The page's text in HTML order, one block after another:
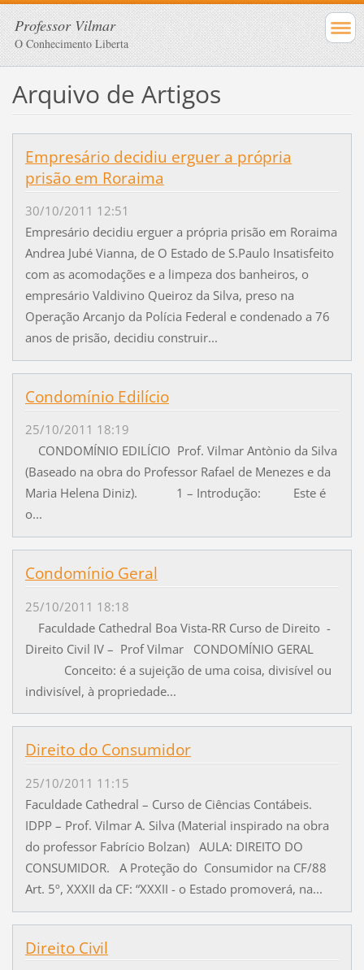
Professor Vilmar
O Conhecimento Liberta
Arquivo de Artigos
Empresário decidiu erguer a própria
prisão em Roraima
30/10/2011 12:51
Empresário decidiu erguer a própria prisão em Roraima
Andrea Jubé Vianna, de O Estado de S.Paulo Insatisfeito
com as acomodações e a limpeza dos banheiros, o
empresário Valdivino Queiroz da Silva, preso na
Operação Arcanjo da Polícia Federal e condenado a 76
anos de prisão, decidiu construir...
Condomínio Edilício
25/10/2011 18:19
CONDOMÍNIO EDILÍCIO Prof. Vilmar Antònio da Silva
(Baseado na obra do Professor Rafael de Menezes e da
Maria Helena Diniz). 1 – Introdução: Este é
o...
Condomínio Geral
25/10/2011 18:18
Faculdade Cathedral Boa Vista-RR Curso de Direito -
Direito Civil IV – Prof Vilmar CONDOMÍNIO GERAL
Conceito: é a sujeição de uma coisa, divisível ou
indivisível, à propriedade...
Direito do Consumidor
25/10/2011 11:15
Faculdade Cathedral – Curso de Ciências Contábeis.
IDPP – Prof. Vilmar A. Silva (Material inspirado na obra
do professor Fabrício Bolzan) AULA: DIREITO DO
CONSUMIDOR. A Proteção do Consumidor na CF/88
Art. 5º, XXXII da CF: “XXXII - o Estado promoverá, na...
Direito Civil